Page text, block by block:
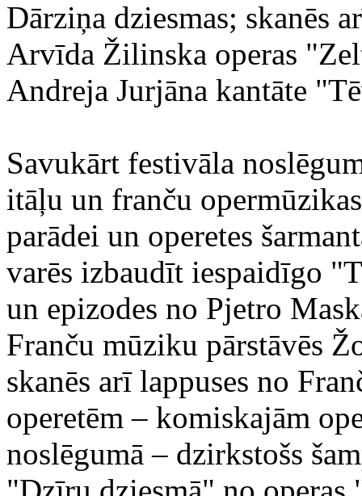
Dārziņa dziesmas; skanēs
Arvīda Žilinska operas
Andreja Jurjāna kantāte
Savukārt festivāla
itāļu un franču
parādei un operetes
varēs izbaudīt iespaidīgo
un epizodes no Pjetro
Franču mūziku pārstāvēs
skanēs arī lappuses no
operetēm – komiskajām
noslēgumā – dzirkstošs